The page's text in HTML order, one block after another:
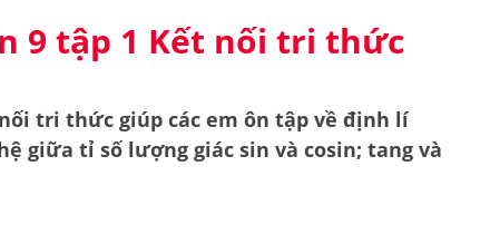
9 tập 1 Kết nối tri thức
tri thức giúp các em ôn tập về định lí
giữa tỉ số lượng giác sin và cosin; tang và